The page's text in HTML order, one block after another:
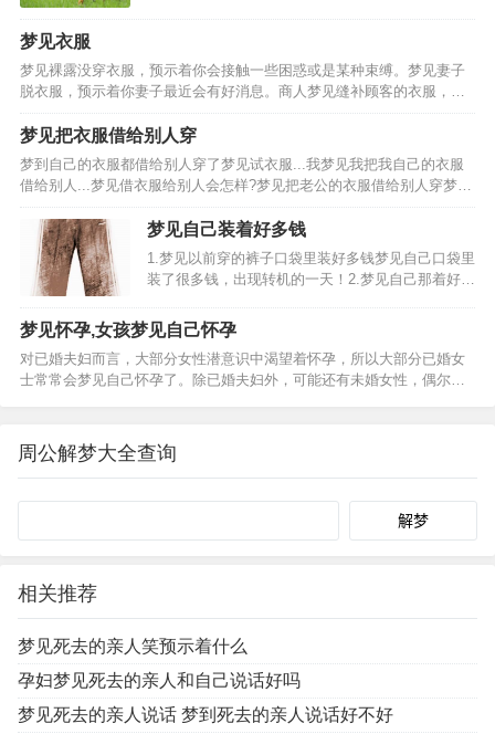
一般插秧机插存在…
梦见衣服
梦见裸露没穿衣服，预示着你会接触一些困惑或是某种束缚。梦见妻子
脱衣服，预示着你妻子最近会有好消息。商人梦见缝补顾客的衣服，预
示着你有良好的服务态度，生意会发财。女人梦见缝旧衣服，预示着你
丈夫的收入会减少。裁缝梦见做衣服，预示着你的收入会丰厚…
梦见把衣服借给别人穿
梦到自己的衣服都借给别人穿了梦见试衣服...我梦见我把我自己的衣服
借给别人...梦见借衣服给别人会怎样?梦见把老公的衣服借给别人穿梦见
借衣服给别人穿是什么意思？梦见借给别人衣服梦见借衣服给别人穿时
什么意思梦见别人借我的衣服穿梦见别人来借我身…
梦见自己装着好多钱
1.梦见以前穿的裤子口袋里装好多钱梦见自己口袋里
装了很多钱，出现转机的一天！2.梦见自己那着好多
境解释：梦见好多钱望自己钱包里放的吉凶：梦见
好多钱望自己钱包里放的宜忌：3.梦见自己拿着好多
钱4.梦…
梦见怀孕,女孩梦见自己怀孕
对已婚夫妇而言，大部分女性潜意识中渴望着怀孕，所以大部分已婚女
士常常会梦见自己怀孕了。除已婚夫妇外，可能还有未婚女性，偶尔也
周公解梦大全查询
相关推荐
梦见死去的亲人笑预示着什么
孕妇梦见死去的亲人和自己说话好吗
梦见死去的亲人说话 梦到死去的亲人说话好不好